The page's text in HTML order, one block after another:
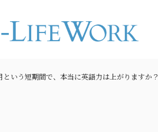
という短期間で、本当に英語力は上がりますか？